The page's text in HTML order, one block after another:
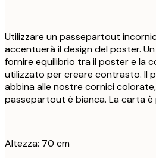
Utilizzare un passepartout
accentuerà il design del poster.
fornire equilibrio tra il poster e la
utilizzato per creare contrasto. Il
abbina alle nostre cornici
passepartout è bianca. La carta è
Altezza: 70 cm